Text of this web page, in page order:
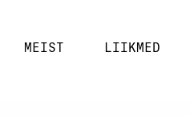
MEIST LIIKMED